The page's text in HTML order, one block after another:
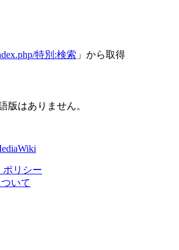
特別:検索 」から取得
版はありません。
ポリシー
いて